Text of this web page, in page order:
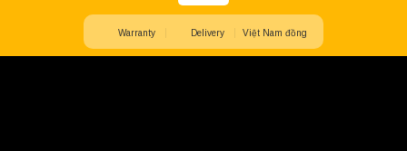
Open
Button
Warranty Delivery Việt Nam đồng